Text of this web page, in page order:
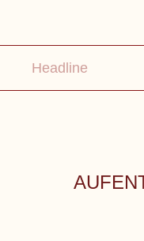
Headline